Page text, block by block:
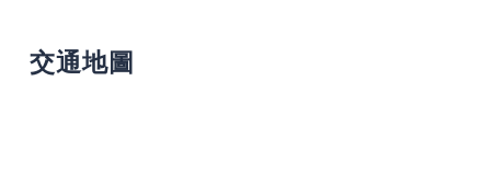
交通地圖